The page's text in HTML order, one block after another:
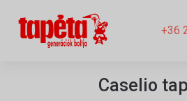
+36
Caselio